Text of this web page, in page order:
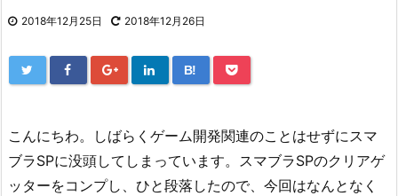
2018年12月25日 2018年12月26日
B!
こんにちわ。しばらくゲーム開発関連のことはせずにスマ
ブラSPに没頭してしまっています。スマブラSPのクリアゲ
ッターをコンプし、ひと段落したので、今回はなんとなく